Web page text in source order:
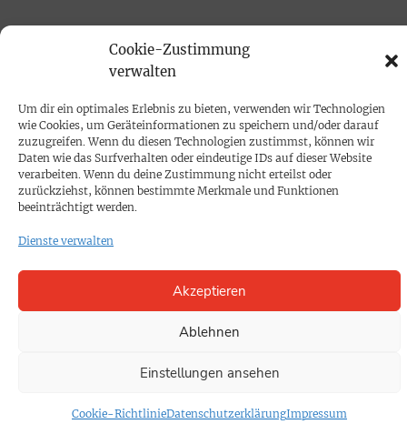
Cookie-Zustimmung
verwalten
Um dir ein optimales Erlebnis zu bieten, verwenden wir Technologien
wie Cookies, um Geräteinformationen zu speichern und/oder darauf
zuzugreifen. Wenn du diesen Technologien zustimmst, können wir
Daten wie das Surfverhalten oder eindeutige IDs auf dieser Website
verarbeiten. Wenn du deine Zustimmung nicht erteilst oder
zurückziehst, können bestimmte Merkmale und Funktionen
beeinträchtigt werden.
Dienste verwalten
Akzeptieren
Ablehnen
Einstellungen ansehen
Cookie-RichtlinieDatenschutzerklärungImpressum
Mediadaten
PROKOMPAKT
Impressum
SPENDEN
Cookie-Richtlinie